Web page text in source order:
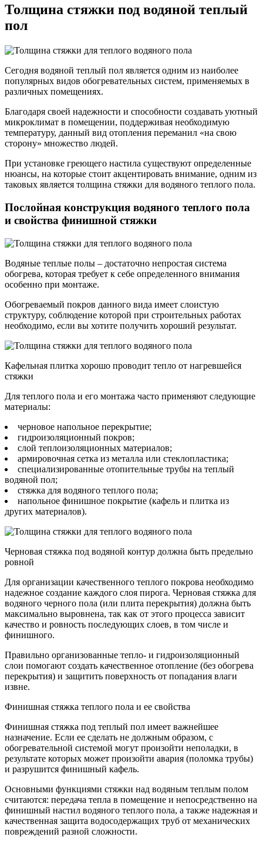
Толщина стяжки под водяной теплый
пол
Сегодня водяной теплый пол является одним из наиболее
популярных видов обогревательных систем, применяемых в
различных помещениях.
Благодаря своей надежности и способности создавать уютный
микроклимат в помещении, поддерживая необходимую
температуру, данный вид отопления переманил «на свою
сторону» множество людей.
При установке греющего настила существуют определенные
нюансы, на которые стоит акцентировать внимание, одним из
таковых является толщина стяжки для водяного теплого пола.
Послойная конструкция водяного теплого пола
и свойства финишной стяжки
Водяные теплые полы – достаточно непростая система
обогрева, которая требует к себе определенного внимания
особенно при монтаже.
Обогреваемый покров данного вида имеет слоистую
структуру, соблюдение которой при строительных работах
необходимо, если вы хотите получить хороший результат.
Кафельная плитка хорошо проводит тепло от нагревшейся
стяжки
Для теплого пола и его монтажа часто применяют следующие
материалы:
черновое напольное перекрытие;
гидроизоляционный покров;
слой теплоизоляционных материалов;
армировочная сетка из металла или стеклопластика;
специализированные отопительные трубы на теплый
водяной пол;
стяжка для водяного теплого пола;
напольное финишное покрытие (кафель и плитка из
других материалов).
Черновая стяжка под водяной контур должна быть предельно
ровной
Для организации качественного теплого покрова необходимо
надежное создание каждого слоя пирога. Черновая стяжка для
водяного черного пола (или плита перекрытия) должна быть
максимально выровнена, так как от этого процесса зависит
качество и ровность последующих слоев, в том числе и
финишного.
Правильно организованные тепло- и гидроизоляционный
слои помогают создать качественное отопление (без обогрева
перекрытия) и защитить поверхность от попадания влаги
извне.
Финишная стяжка теплого пола и ее свойства
Финишная стяжка под теплый пол имеет важнейшее
назначение. Если ее сделать не должным образом, с
обогревательной системой могут произойти неполадки, в
результате которых может произойти авария (поломка трубы)
и разрушится финишный кафель.
Основными функциями стяжки над водяным теплым полом
считаются: передача тепла в помещение и непосредственно на
финишный настил водяного теплого пола, а также надежная и
качественная защита водосодержащих труб от механических
повреждений разной сложности.